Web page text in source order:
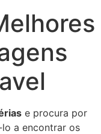
e procura por
a encontrar os